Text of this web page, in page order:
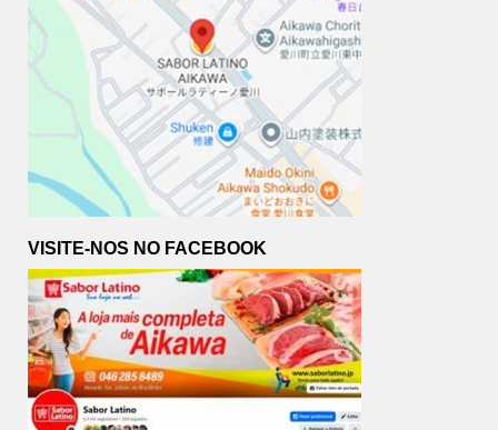
VISITE-NOS NO FACEBOOK